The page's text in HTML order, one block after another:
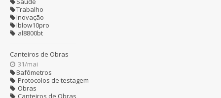
Trabalho
Inovação
Iblow10pro
al8800bt
Canteiros de Obras
31/mai
Bafômetros
Protocolos de testagem
Obras
Canteiros de Obras